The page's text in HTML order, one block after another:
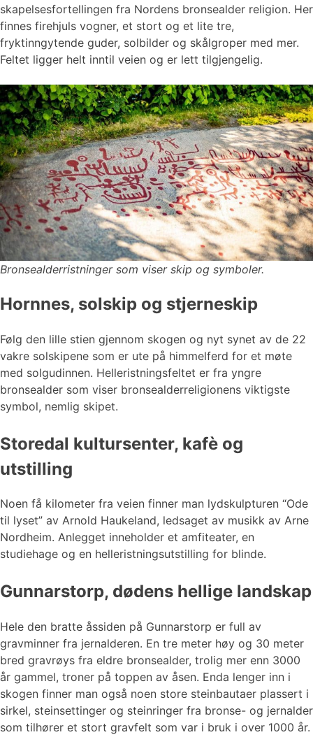
skapelsesfortellingen fra Nordens bronsealder religion. Her
finnes firehjuls vogner, et stort og et lite tre,
fryktinngytende guder, solbilder og skålgroper med mer.
Feltet ligger helt inntil veien og er lett tilgjengelig.
Bronsealderristninger som viser skip og symboler.
Hornnes, solskip og stjerneskip
Følg den lille stien gjennom skogen og nyt synet av de 22
vakre solskipene som er ute på himmelferd for et møte
med solgudinnen. Helleristningsfeltet er fra yngre
bronsealder som viser bronsealderreligionens viktigste
symbol, nemlig skipet.
Storedal kultursenter, kafè og
utstilling
Noen få kilometer fra veien finner man lydskulpturen “Ode
til lyset” av Arnold Haukeland, ledsaget av musikk av Arne
Nordheim. Anlegget inneholder et amfiteater, en
studiehage og en helleristningsutstilling for blinde.
Gunnarstorp, dødens hellige landskap
Hele den bratte åssiden på Gunnarstorp er full av
gravminner fra jernalderen. En tre meter høy og 30 meter
bred gravrøys fra eldre bronsealder, trolig mer enn 3000
år gammel, troner på toppen av åsen. Enda lenger inn i
skogen finner man også noen store steinbautaer plassert i
sirkel, steinsettinger og steinringer fra bronse- og jernalder
som tilhører et stort gravfelt som var i bruk i over 1000 år.